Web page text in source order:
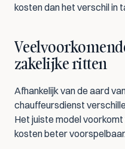
kosten dan het verschil in
zakelijke ritten
Afhankelijk van de aard
chauffeursdienst
Het juiste model
kosten beter